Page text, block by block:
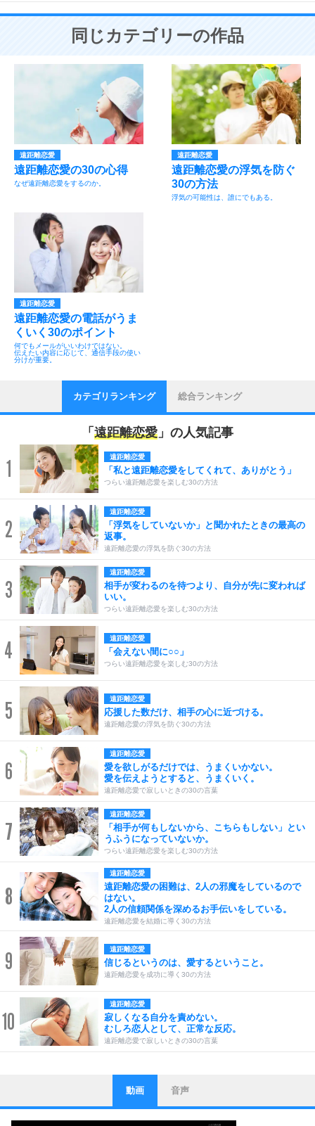
同じカテゴリーの作品
遠距離恋愛
遠距離恋愛の30の心得
なぜ遠距離恋愛をするのか。
遠距離恋愛
遠距離恋愛の浮気を防ぐ
30の方法
浮気の可能性は、誰にでもある。
遠距離恋愛
遠距離恋愛の電話がうま
くいく30のポイント
何でもメールがいいわけではない。
伝えたい内容に応じて、通信手段の使い
分けが重要。
カテゴリランキング 総合ランキング
「 遠距離恋愛 」の人気記事
1 遠距離恋愛
「私と遠距離恋愛をしてくれて、ありがとう」
つらい遠距離恋愛を楽しむ30の方法
2
遠距離恋愛
「浮気をしていないか」と聞かれたときの最高の
返事。
遠距離恋愛の浮気を防ぐ30の方法
3
遠距離恋愛
相手が変わるのを待つより、自分が先に変われば
いい。
つらい遠距離恋愛を楽しむ30の方法
4 遠距離恋愛
「会えない間に○○」
つらい遠距離恋愛を楽しむ30の方法
5 遠距離恋愛
応援した数だけ、相手の心に近づける。
遠距離恋愛の浮気を防ぐ30の方法
6
遠距離恋愛
愛を欲しがるだけでは、うまくいかない。
愛を伝えようとすると、うまくいく。
遠距離恋愛で寂しいときの30の言葉
7
遠距離恋愛
「相手が何もしないから、こちらもしない」とい
うふうになっていないか。
つらい遠距離恋愛を楽しむ30の方法
8
遠距離恋愛
遠距離恋愛の困難は、2人の邪魔をしているので
はない。
2人の信頼関係を深めるお手伝いをしている。
遠距離恋愛を結婚に導く30の方法
9 遠距離恋愛
信じるというのは、愛するということ。
遠距離恋愛を成功に導く30の方法
10
遠距離恋愛
寂しくなる自分を責めない。
むしろ恋人として、正常な反応。
遠距離恋愛で寂しいときの30の言葉
1
ストレス対策
他人と比べない。
いっそのこと、他人を見ない。
動画 音声